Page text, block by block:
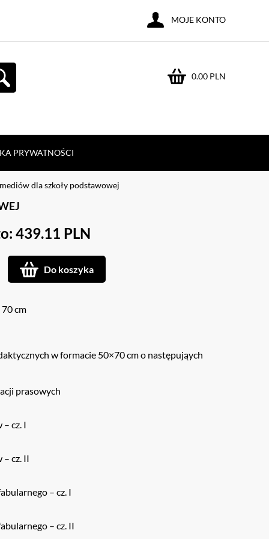
0.00 PLN
MOJE KONTO
PRYWATNOŚCI
dla szkoły podstawowej
439.11 PLN
Do koszyka
cm
w formacie 50×70 cm o następująych
prasowych
cz. I
– cz. II
– cz. I
– cz. II